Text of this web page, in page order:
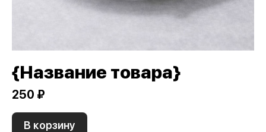
{Название товара}
250 ₽
В корзину